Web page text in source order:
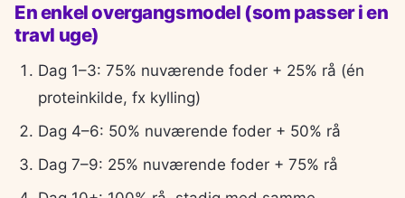
En enkel overgangsmodel (som passer i en
travl uge)
Dag 1–3: 75% nuværende foder + 25% rå (én
proteinkilde, fx kylling)
Dag 4–6: 50% nuværende foder + 50% rå
Dag 7–9: 25% nuværende foder + 75% rå